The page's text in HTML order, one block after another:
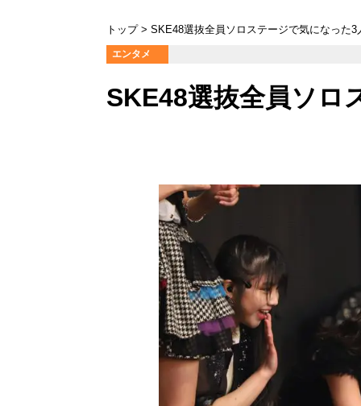
トップ SKE48選抜全員ソロステージで気になった
エンタメ
SKE48選抜全員ソロ